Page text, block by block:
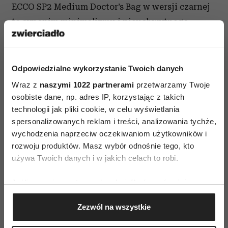
Odpowiedzialne wykorzystanie Twoich danych
Wraz z naszymi 1022 partnerami przetwarzamy Twoje
osobiste dane, np. adres IP, korzystając z takich
technologii jak pliki cookie, w celu wyświetlania
spersonalizowanych reklam i treści, analizowania tychże,
wychodzenia naprzeciw oczekiwaniom użytkowników i
rozwoju produktów. Masz wybór odnośnie tego, kto
używa Twoich danych i w jakich celach to robi.
Jeśli wyrazisz na to zgodę, chcielibyśmy również:
Gromadzić dane dotyczące Twojej lokalizacji
geograficznej z dokładnością nawet do kilku metrów
Identyfikować Twoje urządzenie, aktywnie
Zezwól na wszystkie
ECCO SP2 Medium Doctor’s Bag w wersji czarnej
to synonim minimalizmu i nieuchwytnego
określenia cool, niezależnie od tego jak
dłoni jako kopertówkę oversize. Ręcznie
doszywane uchwyty są barwione metodą
przyjazną dla środowiska. Kontrastująca z nimi,
delikatna tłoczona skóra na zewnątrz i w środku
torebki sprawia, że jej unikalna forma nabiera
eleganckiego i niewymuszonego charakteru.
Połączenie klasycznego wzornictwa z
wyróżniające czarną torebkę ECCO ISAN
Crossbody, obie dostępne w kolorze głębokiego